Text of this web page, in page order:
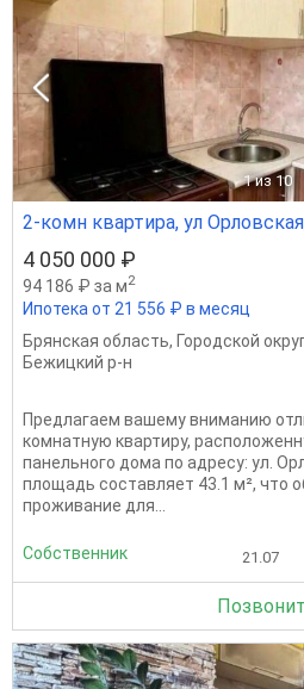
1 из 10
2-комн квартира, ул
4 050 000 ₽
94 186 ₽ за м2
Ипотека от 21 556 ₽ в месяц
Брянская область, Городской
Бежицкий р-н
Предлагаем вашему вниманию
комнатную квартиру,
панельного дома по адресу: ул.
площадь составляет 43.1 м², что
проживание для...
Собственник 21.07